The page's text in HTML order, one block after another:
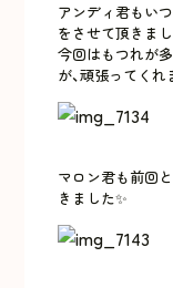
アンディ君もい
をさせて頂きま
今回はもつれが
が、頑張ってくれ
マロン君も前回
きました✨